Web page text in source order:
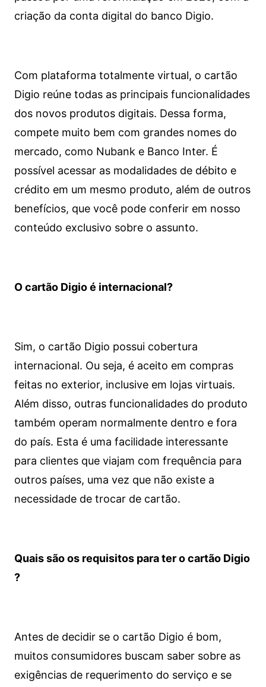
criação da conta digital do banco Digio.
Com plataforma totalmente virtual, o cartão
Digio reúne todas as principais funcionalidades
dos novos produtos digitais. Dessa forma,
compete muito bem com grandes nomes do
mercado, como Nubank e Banco Inter. É
possível acessar as modalidades de débito e
crédito em um mesmo produto, além de outros
benefícios, que você pode conferir em nosso
conteúdo exclusivo sobre o assunto.
O cartão Digio é internacional?
Sim, o cartão Digio possui cobertura
internacional. Ou seja, é aceito em compras
feitas no exterior, inclusive em lojas virtuais.
Além disso, outras funcionalidades do produto
também operam normalmente dentro e fora
do país. Esta é uma facilidade interessante
para clientes que viajam com frequência para
outros países, uma vez que não existe a
necessidade de trocar de cartão.
Quais são os requisitos para ter o cartão Digio
?
Antes de decidir se o cartão Digio é bom,
muitos consumidores buscam saber sobre as
exigências de requerimento do serviço e se